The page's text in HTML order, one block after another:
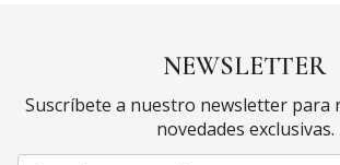
NEWSLETTER
Suscríbete a nuestro newsletter para
novedades exclusivas.